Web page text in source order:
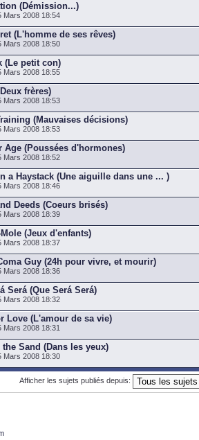
(Démission...)
Mars 2008 18:54
(L'homme de ses rêves)
Mars 2008 18:50
(Le petit con)
Mars 2008 18:55
frères)
Mars 2008 18:53
(Mauvaises décisions)
Mars 2008 18:53
Age (Poussées d'hormones)
Mars 2008 18:52
a Haystack (Une aiguille dans une ... )
Mars 2008 18:46
Deeds (Coeurs brisés)
Mars 2008 18:39
(Jeux d'enfants)
Mars 2008 18:37
Guy (24h pour vivre, et mourir)
Mars 2008 18:36
Será (Que Será Será)
Mars 2008 18:32
Love (L'amour de sa vie)
Mars 2008 18:31
Sand (Dans les yeux)
Mars 2008 18:30
Afficher les sujets publiés depuis: